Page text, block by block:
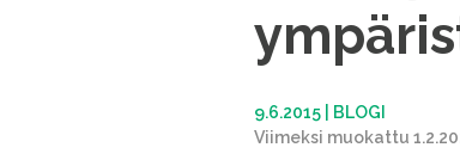
9.6.2015
BLOGI
Viimeksi muokattu